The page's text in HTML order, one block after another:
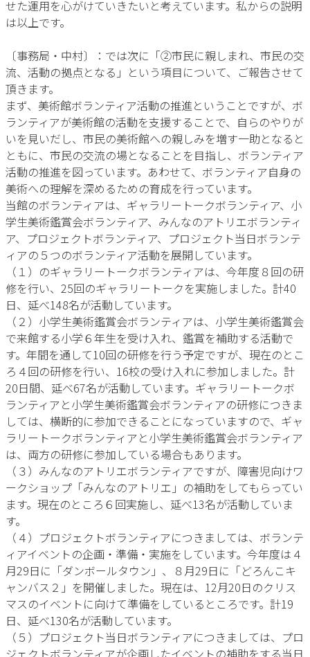
せた運用を心がけていきたいと考えています。私からの説明
は以上です。
〔事務局・中村〕：では次に「②市民に親しまれ、市民の交
流、活動の拠点となる」という項目について、ご報告させて
頂きます。
まず、美術館ボランティア活動の推進ということですが、ボ
ランティアが美術館の活動を支援することで、自らのやりが
いを見いだし、市民の美術館への親しみを増す一助となると
ともに、市民の交流の場となることを目指し、ボランティア
活動の推進を図っています。あわせて、ボランティア自身の
美術への理解を深めるための育成を行っています。
当館のボランティアは、ギャラリートークボランティア、小
学生美術鑑賞会ボランティア、みんなのアトリエボランティ
ア、プロジェクトボランティア、プロジェクト当日ボランテ
ィアの５つのボランティア活動を展開しています。
（１）のギャラリートークボランティアは、今年度８回の研
修を行い、25回のギャラリートークを実施しました。計40
日、延べ148名が活動しています。
（２）小学生美術鑑賞会ボランティアは、小学生美術鑑賞会
で来館する小学６年生を受け入れ、鑑賞を補助する活動で
す。年間を通して10回の研修を行う予定ですが、現在のとこ
ろ４回の研修を行い、16校の受け入れに参加しました。計
20日間、延べ67名が活動しています。ギャラリートークボ
ランティアと小学生美術鑑賞会ボランティアの研修につきま
しては、横断的に参加できることになっていますので、ギャ
ラリートークボランティアと小学生美術鑑賞会ボランティア
は、両方の研修に参加している場合もあります。
（３）みんなのアトリエボランティアですが、障害児向けワ
ークショップ「みんなのアトリエ」の補助をしてもらってい
ます。現在のところ６回実施し、延べ13名が活動していま
す。
（４）プロジェクトボランティアにつきましては、ボランテ
ィアイベントの企画・準備・実施をしています。今年度は４
月29日に「ダンボールタウン」、８月29日に「どろんこキ
ャンバス２」を開催しました。現在は、12月20日のクリス
マスのイベントに向けて準備をしているところです。計19
日、延べ130名が活動しています。
（５）プロジェクト当日ボランティアにつきましては、プロ
ジェクトボランティアが企画したイベントの補助をする当日